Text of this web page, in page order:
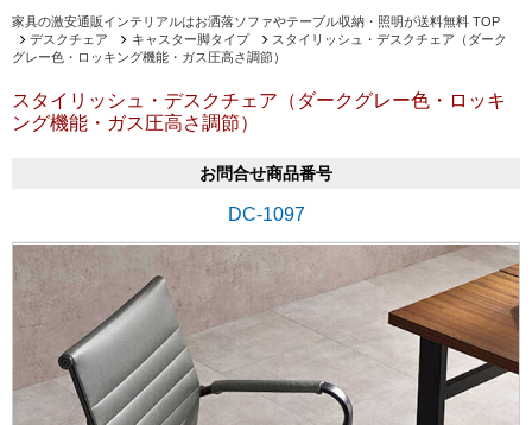
家具の激安通販インテリアルはお洒落ソファやテーブル収納・照明が送料無料 TOP
デスクチェア
キャスター脚タイプ
スタイリッシュ・デスクチェア（ダーク
グレー色・ロッキング機能・ガス圧高さ調節）
スタイリッシュ・デスクチェア（ダークグレー色・ロッキ
ング機能・ガス圧高さ調節）
お問合せ商品番号
DC-1097